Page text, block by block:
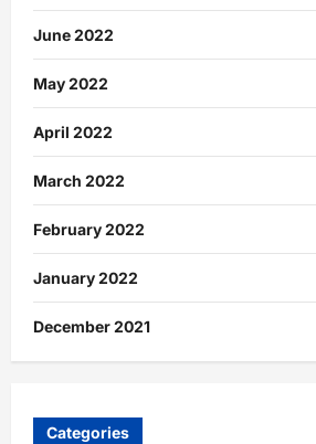
June 2022
May 2022
April 2022
March 2022
February 2022
January 2022
December 2021
Categories